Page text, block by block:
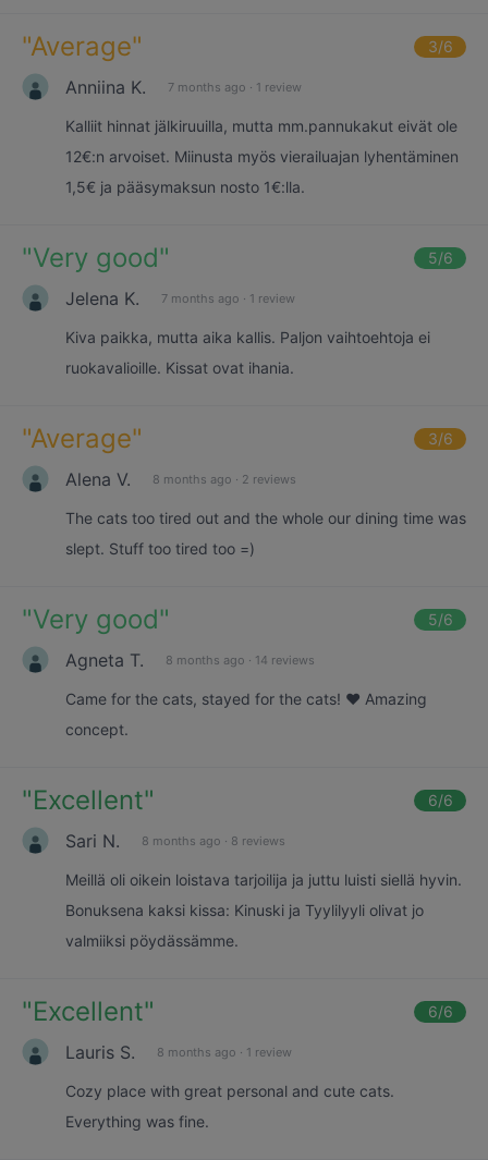
"Average" 3/6
Anniina K. 7 months ago · 1 review
Kalliit hinnat jälkiruuilla, mutta mm.pannukakut eivät ole
12€:n arvoiset. Miinusta myös vierailuajan lyhentäminen
1,5€ ja pääsymaksun nosto 1€:lla.
"Very good" 5/6
Jelena K. 7 months ago · 1 review
Kiva paikka, mutta aika kallis. Paljon vaihtoehtoja ei
ruokavalioille. Kissat ovat ihania.
"Average" 3/6
Alena V. 8 months ago · 2 reviews
The cats too tired out and the whole our dining time was
slept. Stuff too tired too =)
"Very good" 5/6
Agneta T. 8 months ago · 14 reviews
Came for the cats, stayed for the cats! ❤️ Amazing
concept.
"Excellent" 6/6
Sari N. 8 months ago · 8 reviews
Meillä oli oikein loistava tarjoilija ja juttu luisti siellä hyvin.
Bonuksena kaksi kissa: Kinuski ja Tyylilyyli olivat jo
valmiiksi pöydässämme.
"Excellent" 6/6
Lauris S. 8 months ago · 1 review
Cozy place with great personal and cute cats.
Everything was fine.